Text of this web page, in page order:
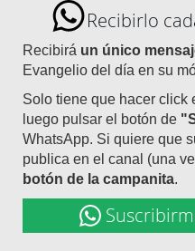
Recibirlo
Recibirá un único
Evangelio del día en su
Solo tiene que hacer click
luego pulsar el botón de
WhatsApp. Si quiere que
publica en el canal (una
botón de la campanita.